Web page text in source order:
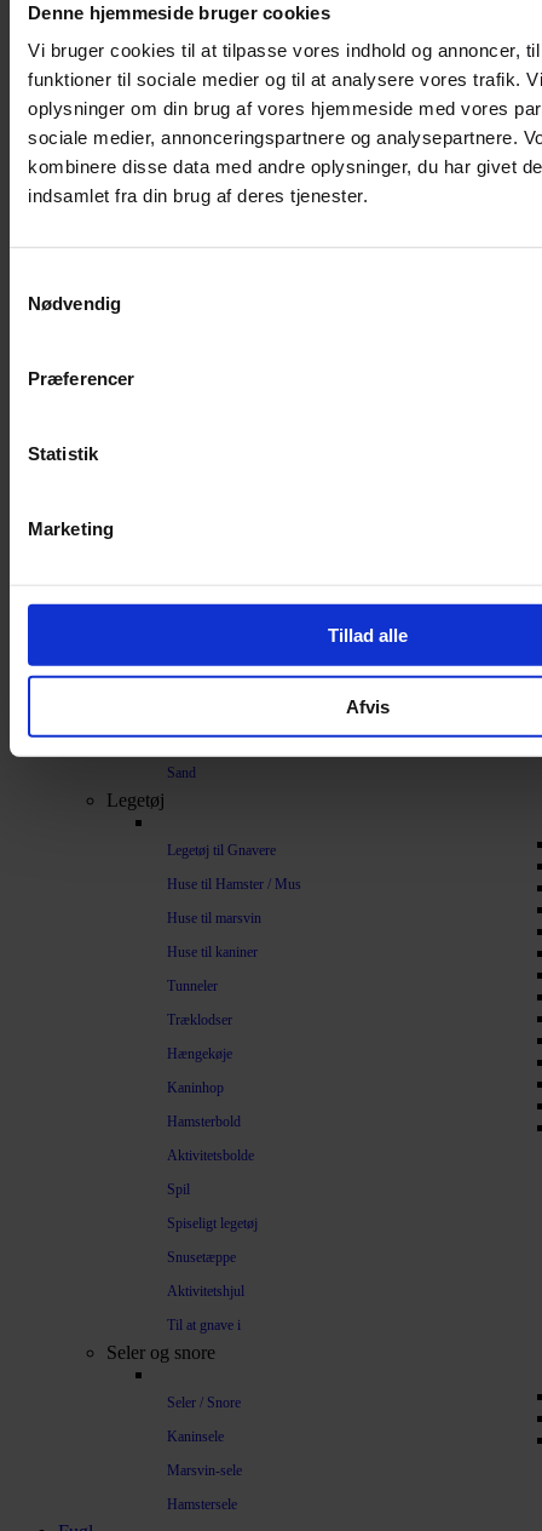
Denne hjemmeside bruger cookies
Vi bruger cookies til at tilpasse vores indhold og annoncer,
funktioner til sociale medier og til at analysere vores trafik.
oplysninger om din brug af vores hjemmeside med vores
sociale medier, annonceringspartnere og analysepartnere.
kombinere disse data med andre oplysninger, du har givet
indsamlet fra din brug af deres tjenester.
Nødvendig
Præferencer
Statistik
Marketing
Tillad alle
Afvis
Kaninbur
Rottebur
Marsvinebur
Løbegård
Overdækning løbegård
Indretning til bure
Bark
Spelt
Vat
Sand
Legetøj
Legetøj til Gnavere
Huse til Hamster / Mus
Huse til marsvin
Huse til kaniner
Tunneler
Træklodser
Hængekøje
Kaninhop
Hamsterbold
Aktivitetsbolde
Spil
Spiseligt legetøj
Snusetæppe
Aktivitetshjul
Til at gnave i
Seler og snore
Seler / Snore
Kaninsele
Marsvin-sele
Hamstersele